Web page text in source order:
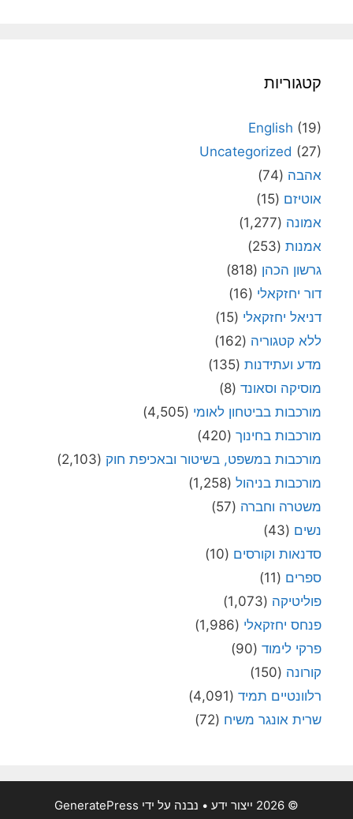
קטגוריות
English (19)
Uncategorized (27)
אהבה (74)
אוטיזם (15)
אמונה (1,277)
אמנות (253)
גרשון הכהן (818)
דור יחזקאלי (16)
דניאל יחזקאלי (15)
ללא קטגוריה (162)
מדע ועתידנות (135)
מוסיקה וסאונד (8)
מורכבות בביטחון לאומי (4,505)
מורכבות בחינוך (420)
מורכבות במשפט, בשיטור ובאכיפת חוק (2,103)
מורכבות בניהול (1,258)
משטרה וחברה (57)
נשים (43)
סדנאות וקורסים (10)
ספרים (11)
פוליטיקה (1,073)
פנחס יחזקאלי (1,986)
פרקי לימוד (90)
קורונה (150)
רלוונטיים תמיד (4,091)
שרית אונגר משיח (72)
© 2026 ייצור ידע • נבנה על ידי GeneratePress